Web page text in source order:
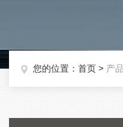
您的位置： 首页 > 产